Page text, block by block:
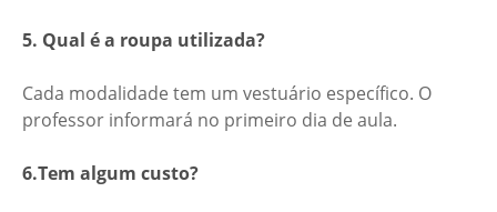
5. Qual é a roupa utilizada?
Cada modalidade tem um vestuário específico. O
professor informará no primeiro dia de aula.
6.Tem algum custo?